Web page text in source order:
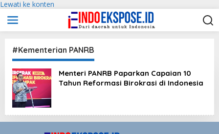
Lewati ke konten
#Kementerian PANRB
Menteri PANRB Paparkan Capaian 10
Tahun Reformasi Birokrasi di Indonesia